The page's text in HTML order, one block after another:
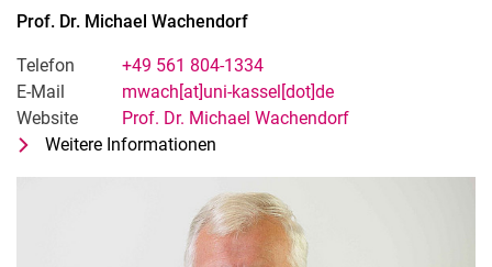
Prof. Dr. Michael Wachendorf
Telefon
+49 561 804-1334
E-Mail
mwach[at]uni-kassel[dot]de
Website
Prof. Dr. Michael Wachendorf
Weitere Informationen